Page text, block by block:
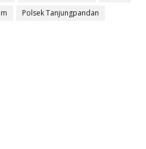
Polsek Tanjungpandan